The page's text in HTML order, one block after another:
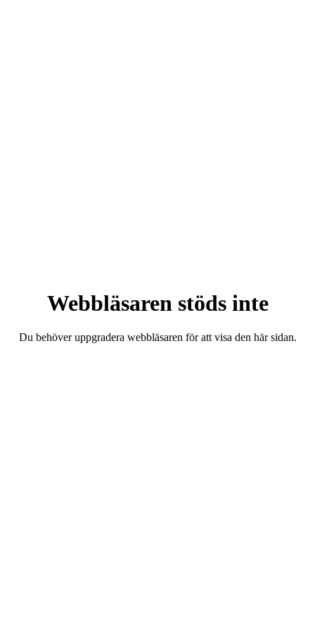
Webbläsaren stöds inte
Du behöver uppgradera webbläsaren för att visa den här sidan.